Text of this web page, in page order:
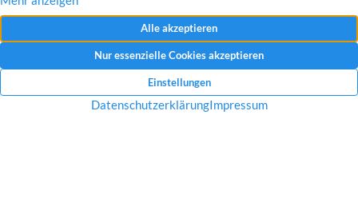
Mit dem Absenden Ihrer Anfrage erklären Sie sich mit der Erfassung, Speicherung
und Verwendung Ihrer angegebenen Daten zum Zweck der Bearbeitung Ihrer
Datenschutzerklärung und Widerrufshinweise